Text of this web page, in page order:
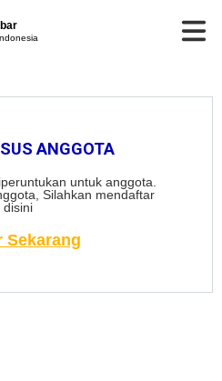
ANGGOTA
untuk anggota.
Silahkan mendaftar
disini
Sekarang